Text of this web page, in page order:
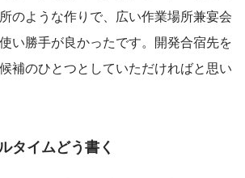
のような作りで、広い作業場所兼宴会
い勝手が良かったです。開発合宿先を
補のひとつとしていただければと思い
タイムどう書く